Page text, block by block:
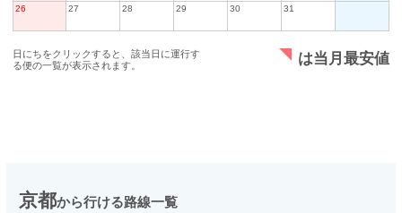
26 27 28 29 30 31
日にちをクリックすると、該当日に運行す
る便の一覧が表示されます。
は当月最安値
京都から行ける路線一覧